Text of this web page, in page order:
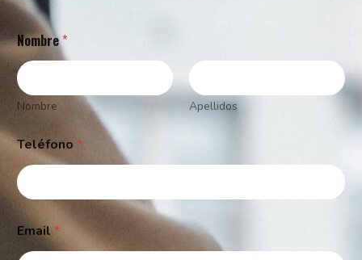
Nombre*
Nombre Apellidos
Teléfono *
N
o
m
N
Email*